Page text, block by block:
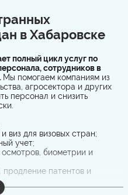
в Хабаровске
полный цикл услуг по
сотрудников в
Мы помогаем компаниям из
агросектора и других
персонал и снизить
виз для визовых стран;
учет;
биометрии и
патентов и
трудовых договоров;